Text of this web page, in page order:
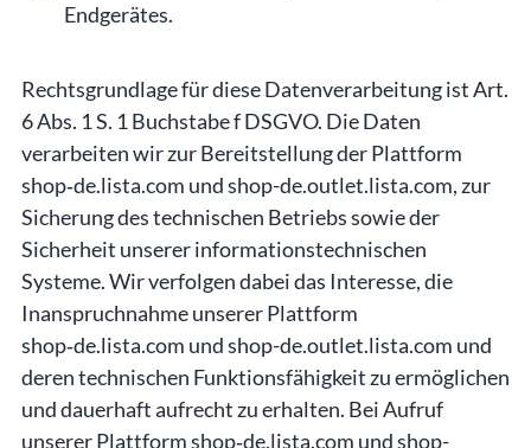
Endgerätes.
Rechtsgrundlage für diese Datenverarbeitung ist Art.
6 Abs. 1 S. 1 Buchstabe f DSGVO. Die Daten
verarbeiten wir zur Bereitstellung der Plattform
shop‑de.lista.com und shop-de.outlet.lista.com, zur
Sicherung des technischen Betriebs sowie der
Sicherheit unserer informationstechnischen
Systeme. Wir verfolgen dabei das Interesse, die
Inanspruchnahme unserer Plattform
shop‑de.lista.com und shop-de.outlet.lista.com und
deren technischen Funktionsfähigkeit zu ermöglichen
und dauerhaft aufrecht zu erhalten. Bei Aufruf
unserer Plattform shop‑de.lista.com und shop-